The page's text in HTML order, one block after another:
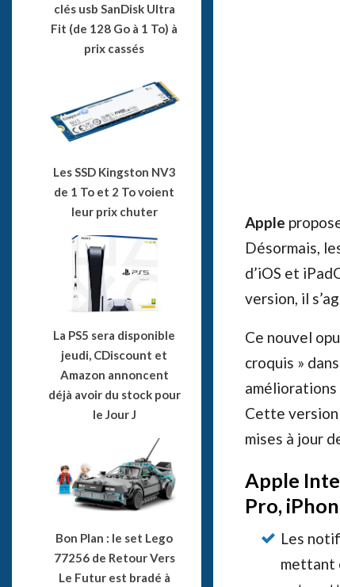
Apple
Désormais,
d’iOS et
version, il
Ce nouvel
croquis »
Cette
mises à jour
Apple
Pro,
Les
mettant
clés usb SanDisk Ultra
Fit (de 128 Go à 1 To) à
prix cassés
Les SSD Kingston NV3
de 1 To et 2 To voient
leur prix chuter
La PS5 sera disponible
jeudi, CDiscount et
Amazon annoncent
déjà avoir du stock pour
le Jour J
Bon Plan : le set Lego
77256 de Retour Vers
Le Futur est bradé à